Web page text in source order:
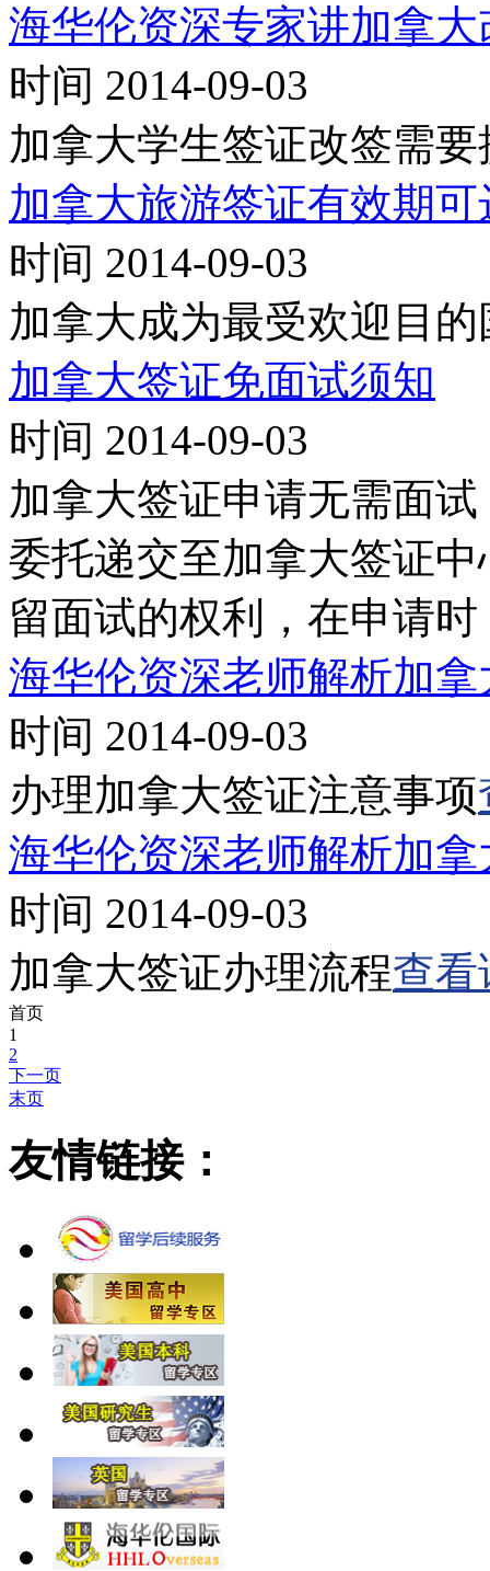
海华伦资深专家讲加拿
时间 2014-09-03
加拿大学生签证改签需
加拿大旅游签证有效期
时间 2014-09-03
加拿大成为最受欢迎目的
加拿大签证免面试须知
时间 2014-09-03
加拿大签证申请无需面
委托递交至加拿大签证
留面试的权利，在申请
海华伦资深老师解析加
时间 2014-09-03
办理加拿大签证注意事项
海华伦资深老师解析加
时间 2014-09-03
加拿大签证办理流程查看
首页
1
2
下一页
末页
友情链接：